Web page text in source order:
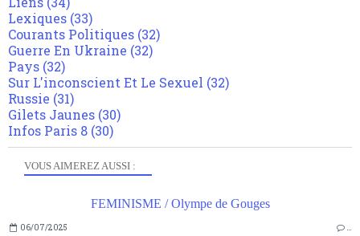
VOUS AIMEREZ AUSSI :
FEMINISME / Olympe de Gouges
06/07/2025 …
Lexiques (33)
Courants Politiques (32)
Guerre En Ukraine (32)
Pays (32)
Sur L'inconscient Et Le Sexuel (32)
Russie (31)
Gilets Jaunes (30)
Infos Paris 8 (30)